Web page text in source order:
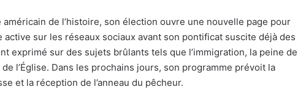
américain de l’histoire, son élection ouvre une nouvelle page pour
active sur les réseaux sociaux avant son pontificat suscite déjà des
exprimé sur des sujets brûlants tels que l’immigration, la peine de
l’Église. Dans les prochains jours, son programme prévoit la
et la réception de l’anneau du pêcheur.